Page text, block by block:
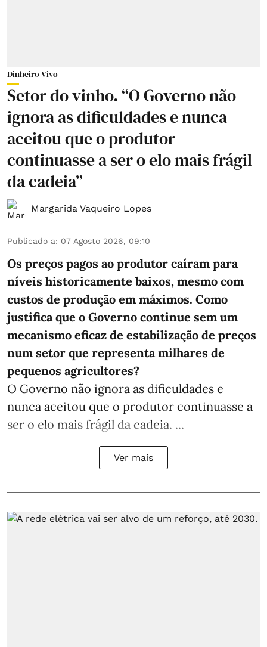
Dinheiro Vivo
Setor do vinho. “O Governo não
ignora as dificuldades e nunca
aceitou que o produtor
continuasse a ser o elo mais frágil
da cadeia”
Margarida Vaqueiro Lopes
Publicado a: 07 Agosto 2026, 09:10
Os preços pagos ao produtor caíram para
níveis historicamente baixos, mesmo com
custos de produção em máximos. Como
justifica que o Governo continue sem um
mecanismo eficaz de estabilização de preços
num setor que representa milhares de
pequenos agricultores?
O Governo não ignora as dificuldades e
nunca aceitou que o produtor continuasse a
ser o elo mais frágil da cadeia. ...
Ver mais